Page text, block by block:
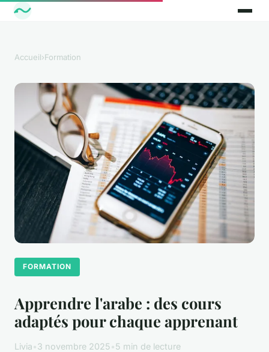
Accueil›Formation
FORMATION
Apprendre l'arabe : des cours
adaptés pour chaque apprenant
Livia•3 novembre 2025•5 min de lecture